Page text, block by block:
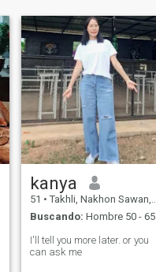
kanya
51 • Takhli, Nakhon Sawan, Tailandia
Buscando: Hombre 50 - 65
I'll tell you more later. or you
can ask me